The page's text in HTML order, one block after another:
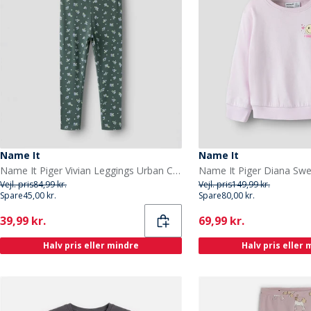
Name It
Name It Piger Vivian Leggings Urban Chic
Vejl. pris84,99 kr.
Spare45,00 kr.
Current
39,99 kr.
Halv pris eller mindre
Name It
Vejl. pris149,99 kr.
Spare80,00 kr.
Current
69,99 kr.
Halv pris eller